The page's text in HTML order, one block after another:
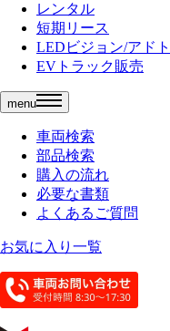
レンタル
短期リース
LEDビジョン/アド
EVトラック販売
menu
車両検索
部品検索
購入の流れ
必要な書類
よくあるご質問
お気に入り一覧